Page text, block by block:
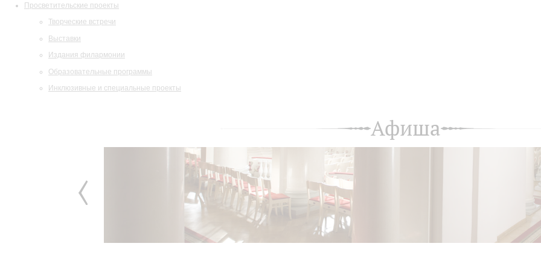
Просветительские проекты
Творческие встречи
Выставки
Издания филармонии
Образовательные программы
Инклюзивные и специальные проекты
Афиша